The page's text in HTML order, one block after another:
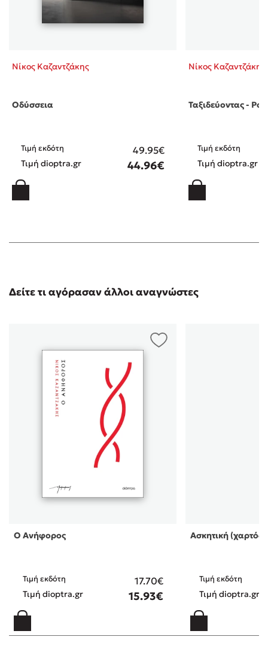
Νίκος Καζαντζάκης
Οδύσσεια
Τιμή εκδότη 49.95€
Τιμή dioptra.gr 44.96€
Νίκος Καζαντζάκης
Ταξιδεύοντας -
Τιμή εκδότη
Τιμή dioptra.gr
Δείτε τι αγόρασαν άλλοι αναγνώστες
Ο Ανήφορος
Τιμή εκδότη 17.70€
Τιμή dioptra.gr 15.93€
Ασκητική
Τιμή εκδότη
Τιμή dioptra.gr